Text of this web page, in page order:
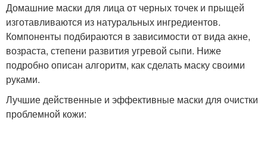
Домашние маски для лица от черных точек и прыщей
изготавливаются из натуральных ингредиентов.
Компоненты подбираются в зависимости от вида акне,
возраста, степени развития угревой сыпи. Ниже
подробно описан алгоритм, как сделать маску своими
руками.
Лучшие действенные и эффективные маски для очистки
проблемной кожи: